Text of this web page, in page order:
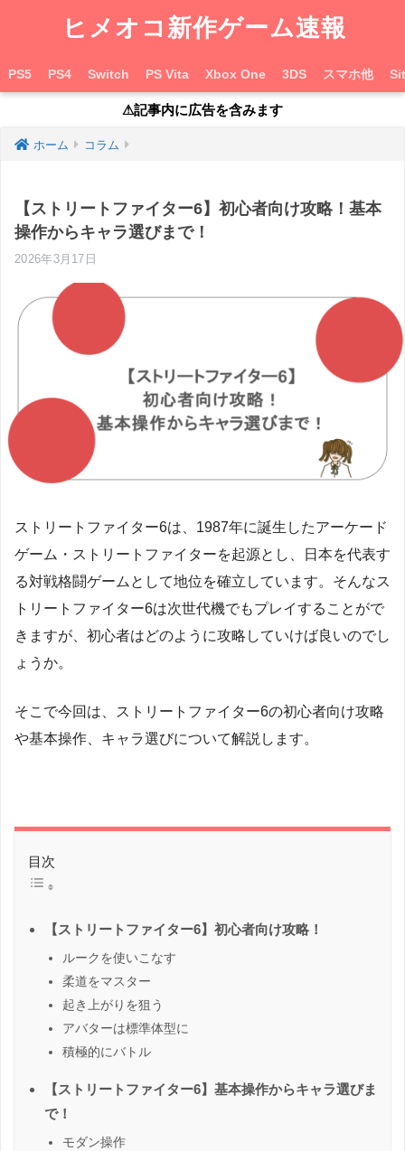
ヒメオコ新作ゲーム速報
PS5 PS4 Switch PS Vita Xbox One 3DS スマホ他
⚠︎記事内に広告を含みます
ホーム コラム
【ストリートファイター6】初心者向け攻略！基本
操作からキャラ選びまで！
2026年3月17日
ストリートファイター6は、1987年に誕生したアーケード
ゲーム・ストリートファイターを起源とし、日本を代表す
る対戦格闘ゲームとして地位を確立しています。そんなス
トリートファイター6は次世代機でもプレイすることがで
きますが、初心者はどのように攻略していけば良いのでし
ょうか。
そこで今回は、ストリートファイター6の初心者向け攻略
や基本操作、キャラ選びについて解説します。
目次
【ストリートファイター6】初心者向け攻略！
ルークを使いこなす
柔道をマスター
起き上がりを狙う
アバターは標準体型に
積極的にバトル
【ストリートファイター6】基本操作からキャラ選びま
で！
モダン操作